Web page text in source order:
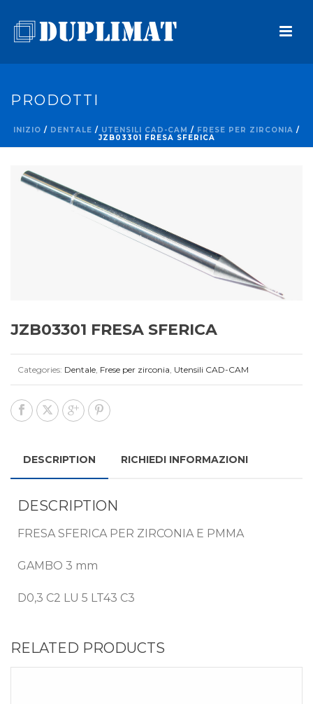
PRODOTTI
INIZIO / DENTALE / UTENSILI CAD-CAM / FRESE PER ZIRCONIA /
JZB03301 FRESA SFERICA
JZB03301 FRESA SFERICA
Categories: Dentale Frese per zirconia Utensili CAD-CAM
DESCRIPTION RICHIEDI INFORMAZIONI
DESCRIPTION
FRESA SFERICA PER ZIRCONIA E PMMA
GAMBO 3 mm
D0,3 C2 LU 5 LT43 C3
RELATED PRODUCTS